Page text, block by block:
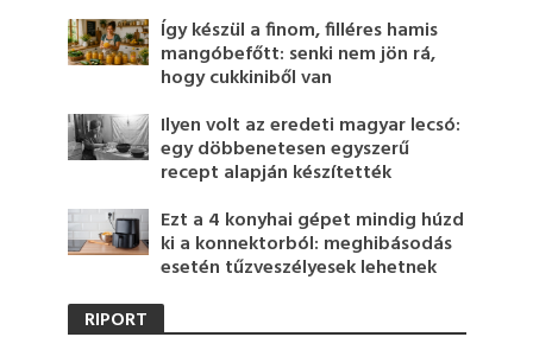
Így készül a finom, filléres hamis
mangóbefőtt: senki nem jön rá,
hogy cukkiniből van
Ilyen volt az eredeti magyar lecsó:
egy döbbenetesen egyszerű
recept alapján készítették
Ezt a 4 konyhai gépet mindig húzd
ki a konnektorból: meghibásodás
esetén tűzveszélyesek lehetnek
RIPORT